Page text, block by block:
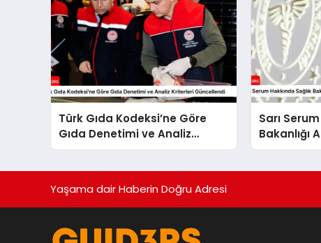
Türk Gıda Kodeksi’ne Göre
Gıda Denetimi ve Analiz
Kriterleri Güncellendi
Sarı
Bakanlığı
Yaşama dair Haberin Doğru Adresi